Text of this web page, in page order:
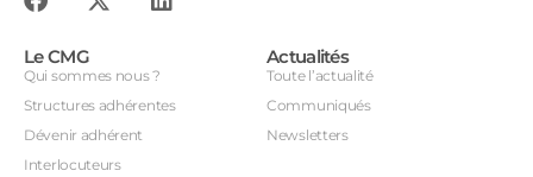
Le CMG
Qui sommes nous ?
Structures adhérentes
Dévenir adhérent
Interlocuteurs
Actualités
Toute l’actualité
Communiqués
Newsletters